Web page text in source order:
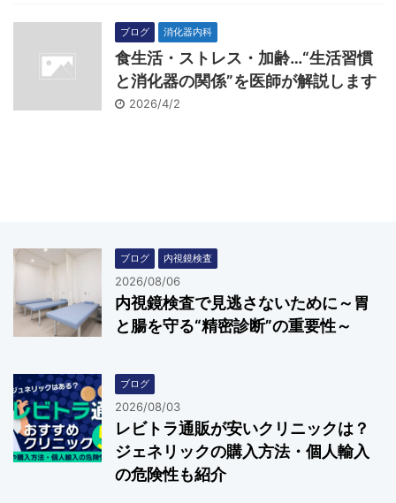
ブログ 消化器内科
食生活・ストレス・加齢…“生活習慣
と消化器の関係”を医師が解説します
2026/4/2
ブログ 内視鏡検査
2026/08/06
内視鏡検査で見逃さないために～胃
と腸を守る“精密診断”の重要性～
ブログ
2026/08/03
レビトラ通販が安いクリニックは？
ジェネリックの購入方法・個人輸入
の危険性も紹介